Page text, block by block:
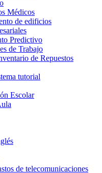
Médicos
de edificios
Predictivo
de Trabajo
de Repuestos
tutorial
Escolar
de telecomunicaciones